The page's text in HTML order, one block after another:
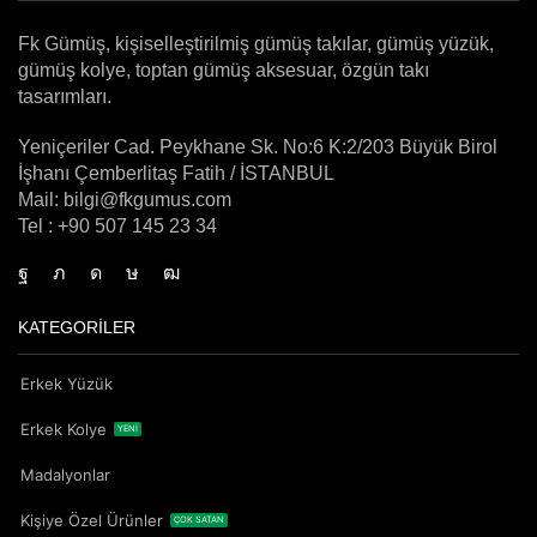
Fk Gümüş, kişiselleştirilmiş gümüş takılar, gümüş yüzük,
gümüş kolye, toptan gümüş aksesuar, özgün takı
tasarımları.
Yeniçeriler Cad. Peykhane Sk. No:6 K:2/203 Büyük Birol
İşhanı Çemberlitaş Fatih / İSTANBUL
Mail: bilgi@fkgumus.com
Tel : +90 507 145 23 34
KATEGORİLER
Erkek Yüzük
Erkek Kolye YENİ
Madalyonlar
Kişiye Özel Ürünler ÇOK SATAN